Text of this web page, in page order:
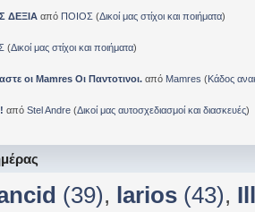
ΔΕΞΙΑαπό ΠΟΙΟΣ (Δικοί μας στίχοι και ποιήματα)
(Δικοί μας στίχοι και ποιήματα)
οι Mamres Οι Παντοτινοι.από Mamres (Κάδος
από Stel Andre(Δικοί μας αυτοσχεδιασμοί και διασκευές)
(39), larios (43),